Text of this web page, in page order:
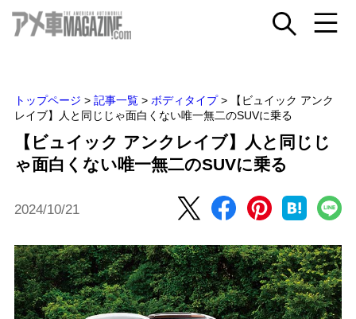
トップページ > 記事一覧 > ボディタイプ >
【ビュイック アンク
レイブ】人と同じじゃ面白くない唯一無二のSUVに乗る
【ビュイック アンクレイブ】人と同じじ
ゃ面白くない唯一無二のSUVに乗る
2024/10/21